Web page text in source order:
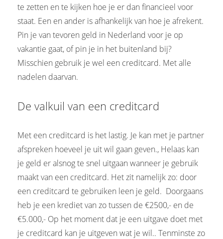
te zetten en te kijken hoe je er dan financieel voor
staat. Een en ander is afhankelijk van hoe je afrekent.
Pin je van tevoren geld in Nederland voor je op
vakantie gaat, of pin je in het buitenland bij?
Misschien gebruik je wel een creditcard. Met alle
nadelen daarvan.
De valkuil van een creditcard
Met een creditcard is het lastig. Je kan met je partner
afspreken hoeveel je uit wil gaan geven., Helaas kan
je geld er alsnog te snel uitgaan wanneer je gebruik
maakt van een creditcard. Het zit namelijk zo: door
een creditcard te gebruiken leen je geld. Doorgaans
heb je een krediet van zo tussen de €2500,- en de
€5.000,- Op het moment dat je een uitgave doet met
je creditcard kan je uitgeven wat je wil.. Tenminste zo